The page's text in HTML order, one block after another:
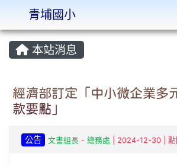
:::
本站消息
經濟部訂定「中小微企業多
款要點」
公告 文書組長- 總務處 | 2024-12-30 | 點
青埔國小